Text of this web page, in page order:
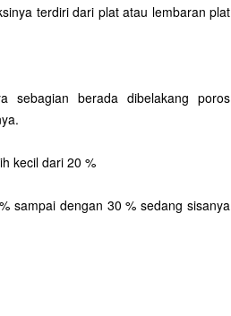
terdiri dari plat atau lembaran plat
sebagian berada dibelakang poros
kecil dari 20 %
sampai dengan 30 % sedang sisanya